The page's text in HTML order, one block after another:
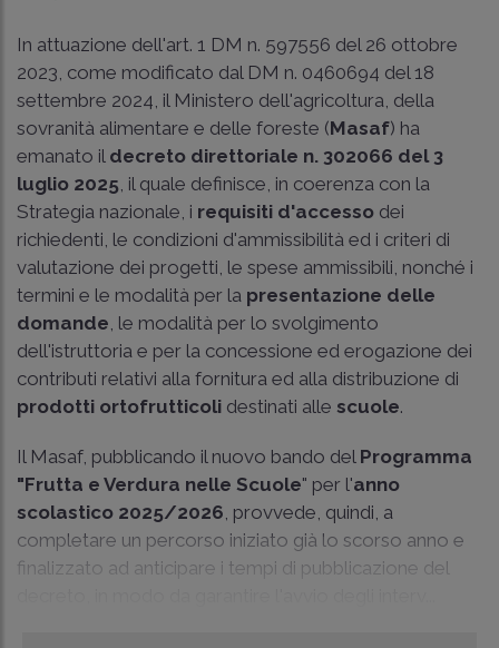
In attuazione dell'art. 1 DM n. 597556 del 26 ottobre
2023, come modificato dal DM n. 0460694 del 18
settembre 2024, il Ministero dell'agricoltura, della
sovranità alimentare e delle foreste (Masaf) ha
emanato il decreto direttoriale n. 302066 del 3
luglio 2025, il quale definisce, in coerenza con la
Strategia nazionale, i requisiti d'accesso dei
richiedenti, le condizioni d'ammissibilità ed i criteri di
valutazione dei progetti, le spese ammissibili, nonché i
termini e le modalità per la presentazione delle
domande, le modalità per lo svolgimento
dell'istruttoria e per la concessione ed erogazione dei
contributi relativi alla fornitura ed alla distribuzione di
prodotti ortofrutticoli destinati alle scuole.
Il Masaf, pubblicando il nuovo bando del Programma
"Frutta e Verdura nelle Scuole" per l'anno
scolastico 2025/2026, provvede, quindi, a
completare un percorso iniziato già lo scorso anno e
finalizzato ad anticipare i tempi di pubblicazione del